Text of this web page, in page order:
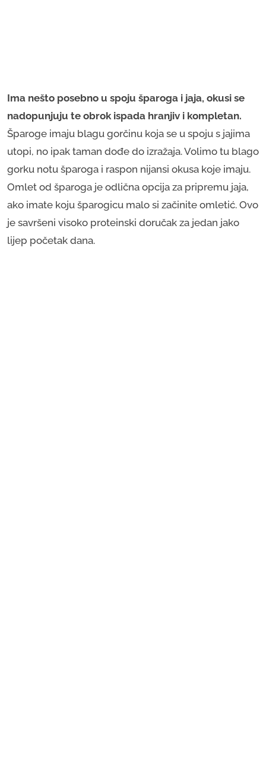
Ima nešto posebno u spoju šparoga i jaja, okusi se
nadopunjuju te obrok ispada hranjiv i kompletan.
Šparoge imaju blagu gorčinu koja se u spoju s jajima
utopi, no ipak taman dođe do izražaja. Volimo tu blago
gorku notu šparoga i raspon nijansi okusa koje imaju.
Omlet od šparoga je odlična opcija za pripremu jaja,
ako imate koju šparogicu malo si začinite omletić. Ovo
je savršeni visoko proteinski doručak za jedan jako
lijep početak dana.